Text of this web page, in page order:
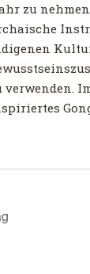
zu
verwenden.